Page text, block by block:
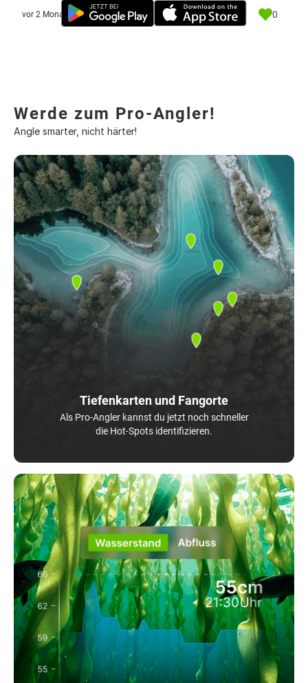
vor 2 Monate 0
Werde zum Pro-Angler!
Angle smarter, nicht härter!
Tiefenkarten und Fangorte
Als Pro-Angler kannst du jetzt noch schneller
die Hot-Spots identifizieren.